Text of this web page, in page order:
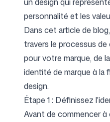
Outils gratuits
FAQ
personnalité et les
Dans cet article de
travers le processus
pour votre marque, de
identité de marque à la
design.
Étape 1 : Définissez
Avant de commencer